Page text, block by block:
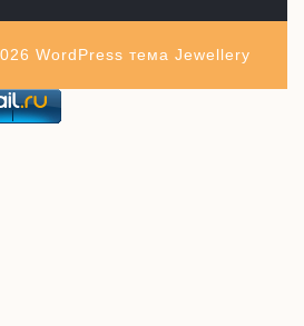
WordPress тема Jewellery